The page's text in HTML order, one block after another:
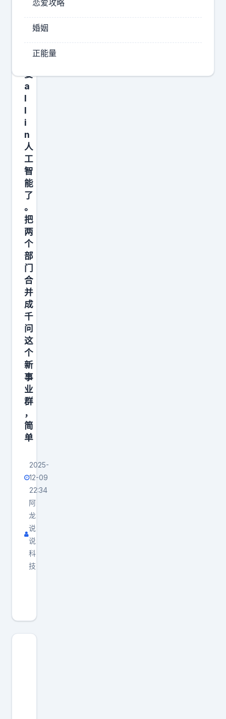
目
仅
H
5
车
型
在
市
场
中
博
，
今
天
在
鸿
蒙
智
行
年
度
是
了
要
a
l
l
i
n
人
工
智
能
了
。
把
两
个
部
门
合
并
成
千
问
这
个
新
事
业
群
，
简
单
2025-
12-09
22:34
阿
龙
说
说
科
技
回
是
恋爱攻略
婚姻
正能量